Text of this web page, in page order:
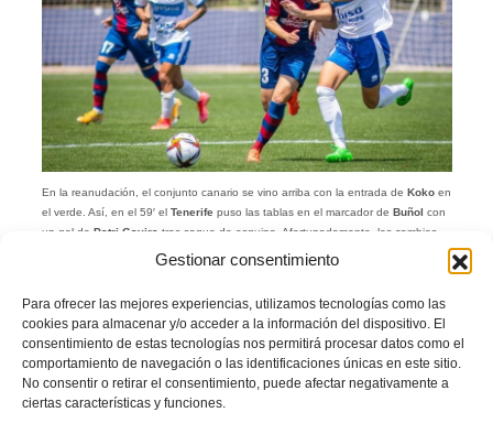
Gestionar consentimiento
Para ofrecer las mejores experiencias, utilizamos tecnologías como las
cookies para almacenar y/o acceder a la información del dispositivo. El
consentimiento de estas tecnologías nos permitirá procesar datos como el
comportamiento de navegación o las identificaciones únicas en este sitio.
No consentir o retirar el consentimiento, puede afectar negativamente a
ciertas características y funciones.
En la reanudación, el conjunto canario se vino arriba con la entrada de Koko en
el verde. Así, en el 59′ el Tenerife puso las tablas en el marcador de Buñol con
un gol de Patri Gavira tras saque de esquina. Afortunadamente, los cambios
María Pry
igualaron las fuerzas sobre el campo ante la